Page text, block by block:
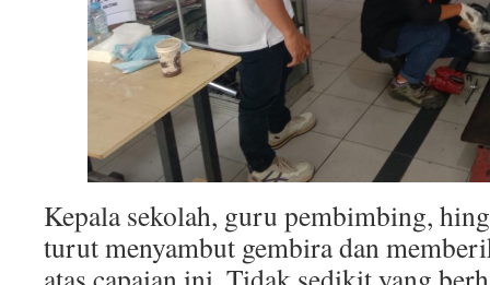
Kepala sekolah, guru pembimbing,
turut menyambut gembira dan